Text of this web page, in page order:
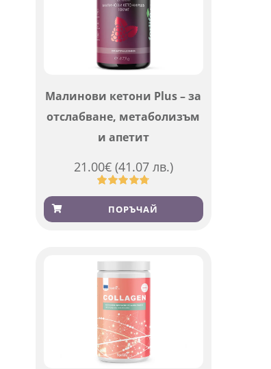
Малинови кетони Plus – за
отслабване, метаболизъм
и апетит
21.00€ (41.07 лв.)
Оценен
4.76от 5,
базирано
819
ПОРЪЧАЙ